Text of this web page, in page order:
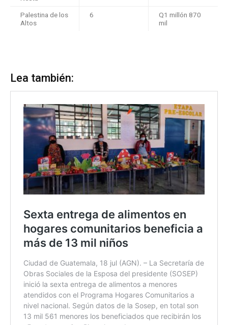
Palestina de los
Altos
6
Q1 millón 870
mil
Lea también: